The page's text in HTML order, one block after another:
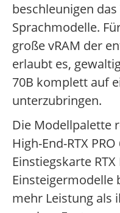
beschleunigen
Sprachmodelle.
große vRAM der
erlaubt es,
70B komplett auf
unterzubringen.
Die Modellpalette
High-End-RTX
Einstiegskarte
Einsteigermodelle
mehr Leistung als